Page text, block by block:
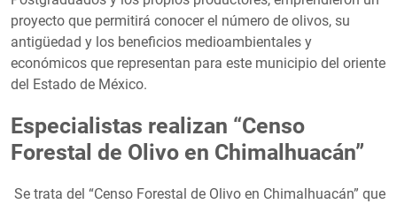
proyecto que permitirá conocer el número de olivos, su
antigüedad y los beneficios medioambientales y
económicos que representan para este municipio del oriente
del Estado de México.
Especialistas realizan “Censo
Forestal de Olivo en Chimalhuacán”
Se trata del “Censo Forestal de Olivo en Chimalhuacán” que